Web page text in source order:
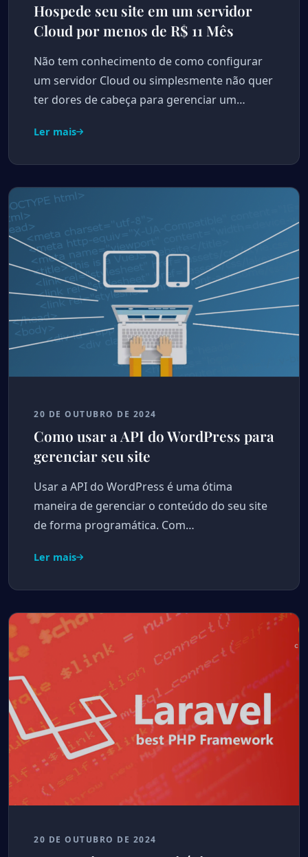
Hospede seu site em um servidor
Cloud por menos de R$ 11 Mês
Não tem conhecimento de como configurar
um servidor Cloud ou simplesmente não quer
ter dores de cabeça para gerenciar um…
Ler mais
20 DE OUTUBRO DE 2024
Como usar a API do WordPress para
gerenciar seu site
Usar a API do WordPress é uma ótima
maneira de gerenciar o conteúdo do seu site
de forma programática. Com…
Ler mais
20 DE OUTUBRO DE 2024